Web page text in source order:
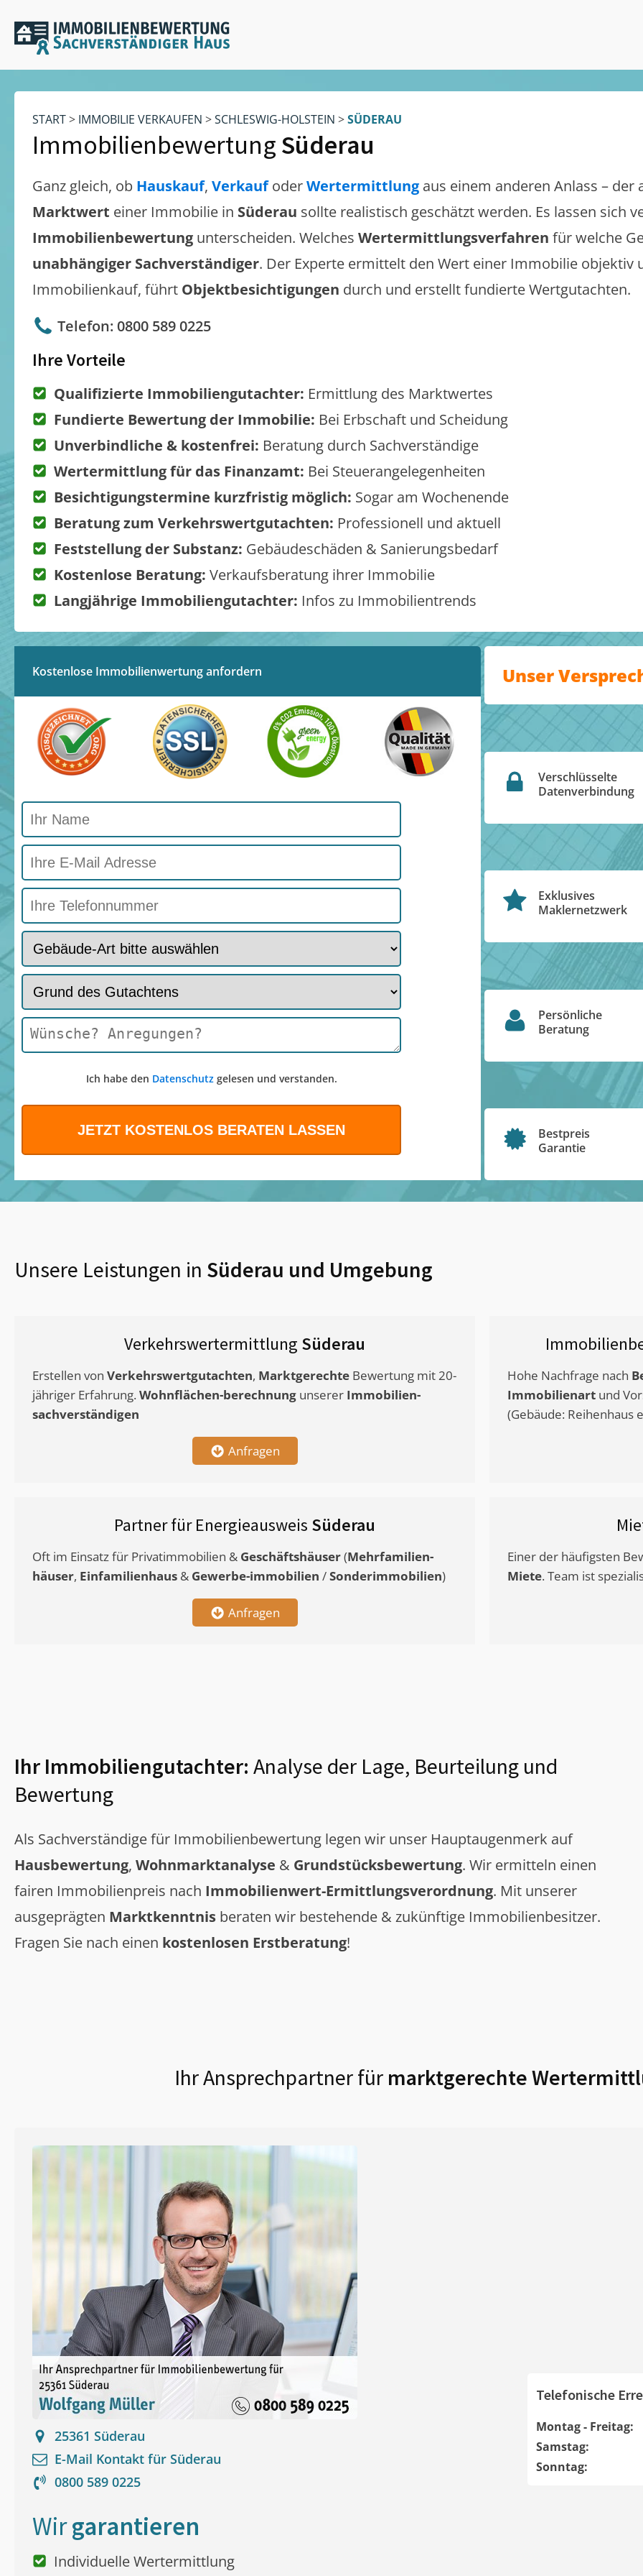
START> IMMOBILIE VERKAUFEN >SCHLESWIG-HOLSTEIN >SÜDERAU
Immobilienbewertung Süderau
Ganz gleich, ob Hauskauf, VerkaufoderWertermittlung aus einem anderen Anlass – der
Marktwert einer Immobilie in Süderau sollte realistisch geschätzt werden. Es lassen sich
Immobilienbewertung unterscheiden. Welches Wertermittlungsverfahren für welche
unabhängiger Sachverständiger. Der Experte ermittelt den Wert einer Immobilie objektiv
Immobilienkauf, führt Objektbesichtigungen durch und erstellt fundierte Wertgutachten.
Telefon: 0800 589 0225
Ihre Vorteile
Qualifizierte Immobiliengutachter: Ermittlung des Marktwertes
Fundierte Bewertung der Immobilie: Bei Erbschaft und Scheidung
Unverbindliche & kostenfrei: Beratung durch Sachverständige
Wertermittlung für das Finanzamt: Bei Steuerangelegenheiten
Besichtigungstermine kurzfristig möglich: Sogar am Wochenende
Beratung zum Verkehrswertgutachten: Professionell und aktuell
Feststellung der Substanz: Gebäudeschäden & Sanierungsbedarf
Kostenlose Beratung: Verkaufsberatung ihrer Immobilie
Langjährige Immobiliengutachter: Infos zu Immobilientrends
Kostenlose Immobilienwertung anfordern
Ich habe den Datenschutzgelesen und verstanden.
Unser
Verschlüsselte
Datenverbindung
Exklusives
Maklernetzwerk
Persönliche
Beratung
Bestpreis
Garantie
Unsere Leistungen in Süderau und Umgebung
Verkehrswertermittlung Süderau
Erstellen von Verkehrswertgutachten, Marktgerechte Bewertung mit 20-
jähriger Erfahrung. Wohnflächen-berechnung unserer Immobilien-
sachverständigen
Anfragen
Hohe Nachfrage nach
Immobilienart und
(Gebäude: Reihenhaus
Partner für Energieausweis Süderau
Oft im Einsatz für Privatimmobilien & Geschäftshäuser(Mehrfamilien-
häuser, Einfamilienhaus & Gewerbe-immobilien /Sonderimmobilien)
Anfragen
Einer der häufigsten
Miete. Team ist
Ihr Immobiliengutachter: Analyse der Lage, Beurteilung und
Bewertung
Als Sachverständige für Immobilienbewertung legen wir unser Hauptaugenmerk auf
Hausbewertung, Wohnmarktanalyse & Grundstücksbewertung. Wir ermitteln einen
fairen Immobilienpreis nach Immobilienwert-Ermittlungsverordnung. Mit unserer
ausgeprägten Marktkenntnis beraten wir bestehende & zukünftige Immobilienbesitzer.
Fragen Sie nach einen kostenlosen Erstberatung!
Ihr Ansprechpartner für marktgerechte
25361 Süderau
E-Mail Kontakt für Süderau
0800 589 0225
Telefonische
Montag - Freitag:
Samstag:
Sonntag:
Wirgarantieren
Individuelle Wertermittlung